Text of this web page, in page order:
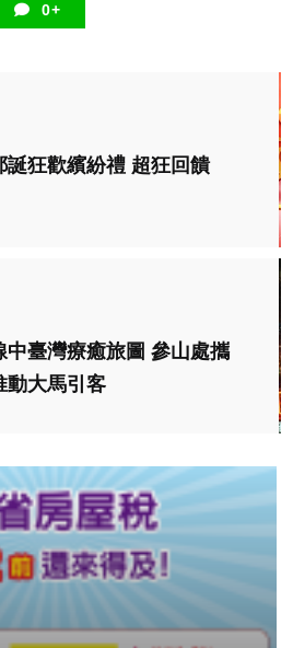
0+
誕狂歡繽紛禮 超狂回饋
中臺灣療癒旅圖 參山處攜
動大馬引客